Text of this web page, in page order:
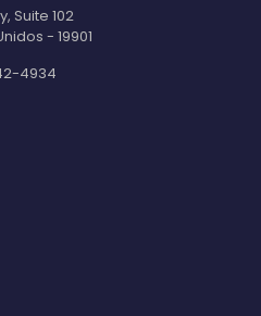
Suite 102
- 19901
4934